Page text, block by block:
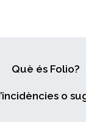
Què és Folio?
o